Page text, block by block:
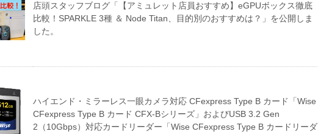
店頭スタッフブログ「【アミュレット店員おすすめ】eGPUボックス徹底
比較！SPARKLE 3種 ＆ Node Titan、目的別のおすすめは？」を公開しま
した。
ハイエンド・ミラーレス一眼カメラ対応 CFexpress Type B カード「Wise
CFexpress Type B カード CFX-Bシリーズ」およびUSB 3.2 Gen
2（10Gbps）対応カードリーダー「Wise CFexpress Type B カードリーダ